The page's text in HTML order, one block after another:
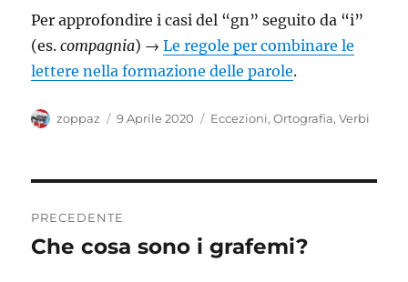
Per approfondire i casi del “gn” seguito da “i”
(es.compagnia) →Le regole per combinare le
lettere nella formazione delle parole.
Autore
zoppaz
Pubblicato
9 Aprile 2020 Categorie
Eccezioni,Ortografia,Verbi
articoli
PRECEDENTE
Articolo
Che cosa sono i grafemi?